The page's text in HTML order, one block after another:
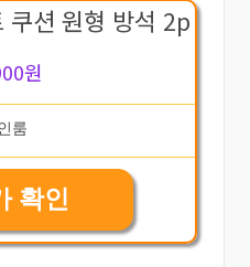
쿠션 원형 방석 2p
원
확인